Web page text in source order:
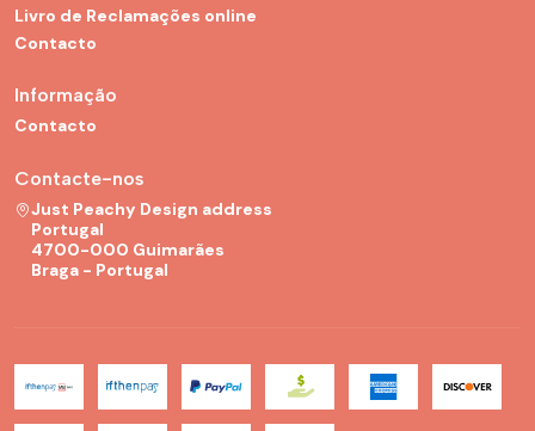
Livro de Reclamações online
Contacto
Informação
Contacto
Contacte-nos
Just Peachy Design address
Portugal
4700-000 Guimarães
Braga - Portugal